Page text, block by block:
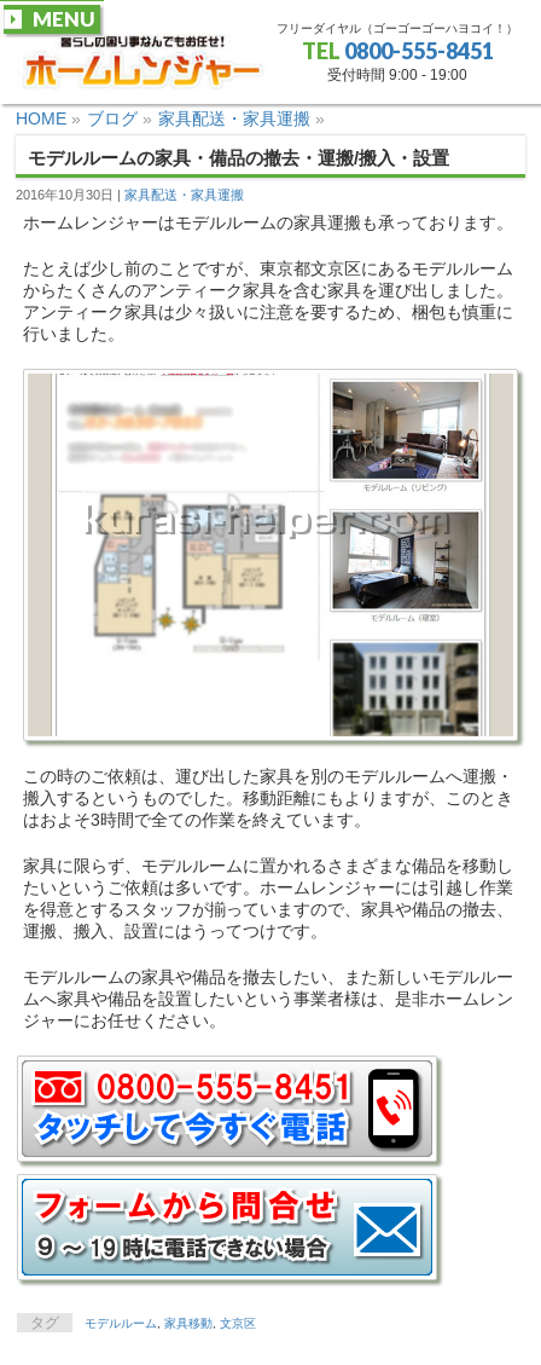
フリーダイヤル（ゴーゴーゴーハヨコイ！）
TEL 0800-555-8451
受付時間 9:00 - 19:00
MENU
HOME » ブログ » 家具配送・家具運搬 »
モデルルームの家具・備品の撤去・運搬/搬入・設置
2016年10月30日 家具配送・家具運搬
ホームレンジャーはモデルルームの家具運搬も承っております。
たとえば少し前のことですが、東京都文京区にあるモデルルーム
からたくさんのアンティーク家具を含む家具を運び出しました。
アンティーク家具は少々扱いに注意を要するため、梱包も慎重に
行いました。
この時のご依頼は、運び出した家具を別のモデルルームへ運搬・
搬入するというものでした。移動距離にもよりますが、このとき
はおよそ3時間で全ての作業を終えています。
家具に限らず、モデルルームに置かれるさまざまな備品を移動し
たいというご依頼は多いです。ホームレンジャーには引越し作業
を得意とするスタッフが揃っていますので、家具や備品の撤去、
運搬、搬入、設置にはうってつけです。
モデルルームの家具や備品を撤去したい、また新しいモデルルー
ムへ家具や備品を設置したいという事業者様は、是非ホームレン
ジャーにお任せください。
タグ モデルルーム,家具移動,文京区